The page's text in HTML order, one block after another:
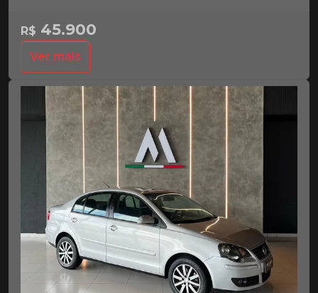
R$ 45.900
Ver mais